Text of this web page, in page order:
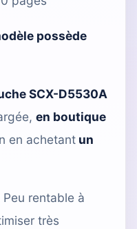
possède
SCX-D5530A
en boutique
en achetant un
Peu rentable à
très